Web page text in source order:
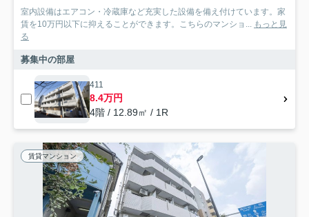
室内設備はエアコン・冷蔵庫など充実した設備を備え付けています。家
賃を10万円以下に抑えることができます。こちらのマンショ... もっと見
る
募集中の部屋
411
8.4万円
4階 / 12.89㎡ / 1R
賃貸マンション